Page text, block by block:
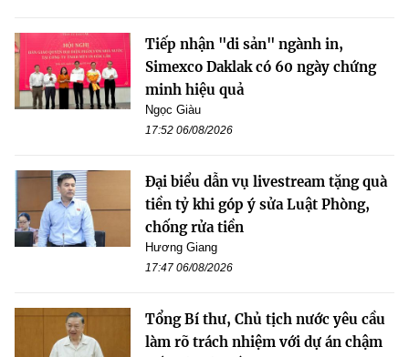
Tiếp nhận "di sản" ngành in,
Simexco Daklak có 60 ngày chứng
minh hiệu quả
Ngọc Giàu
17:52 06/08/2026
Đại biểu dẫn vụ livestream tặng quà
tiền tỷ khi góp ý sửa Luật Phòng,
chống rửa tiền
Hương Giang
17:47 06/08/2026
Tổng Bí thư, Chủ tịch nước yêu cầu
làm rõ trách nhiệm với dự án chậm